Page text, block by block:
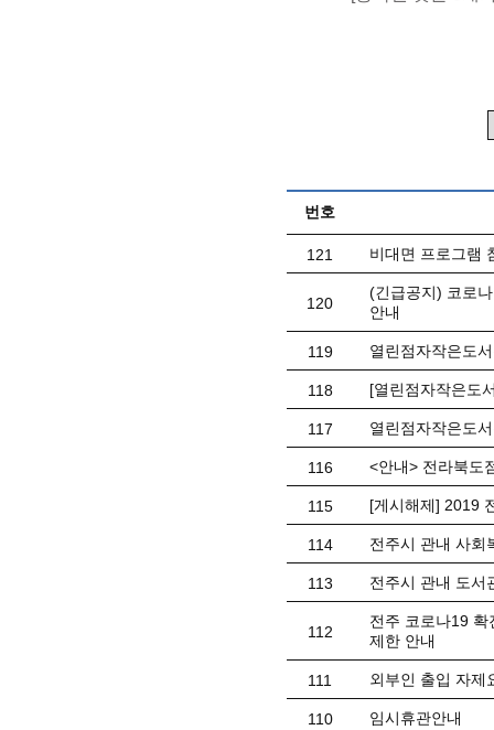
번호
121 비대면 프로그램
120
(긴급공지) 코로
안내
119 열린점자작은도
118 [열린점자작은도
117 열린점자작은도
116 <안내> 전라북도
115 [게시해제] 2019
114 전주시 관내 사회
113 전주시 관내 도서
112
전주 코로나19
제한 안내
111 외부인 출입 자제
110 임시휴관안내